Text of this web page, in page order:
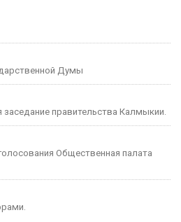
Думы
заседание правительства Калмыкии.
Общественная палата